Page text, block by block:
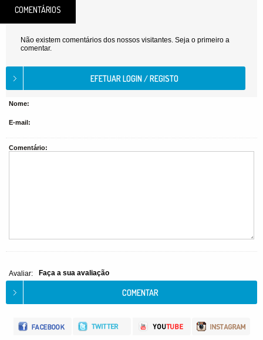
COMENTÁRIOS
Não existem comentários dos nossos visitantes. Seja o primeiro a
comentar.
Nome:
E-mail:
Comentário:
Avaliar: Faça a sua avaliação